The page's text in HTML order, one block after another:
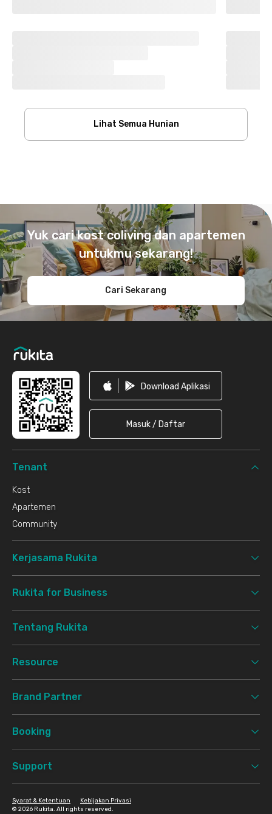
Lihat Semua Hunian
Yuk cari kost coliving dan apartemen
untukmu sekarang!
Cari Sekarang
Download Aplikasi
Masuk / Daftar
Tenant
Kost
Apartemen
Community
Kerjasama Rukita
Rukita for Business
Tentang Rukita
Resource
Brand Partner
Booking
Support
© 2026 Rukita. All rights reserved.
Syarat & Ketentuan Kebijakan Privasi